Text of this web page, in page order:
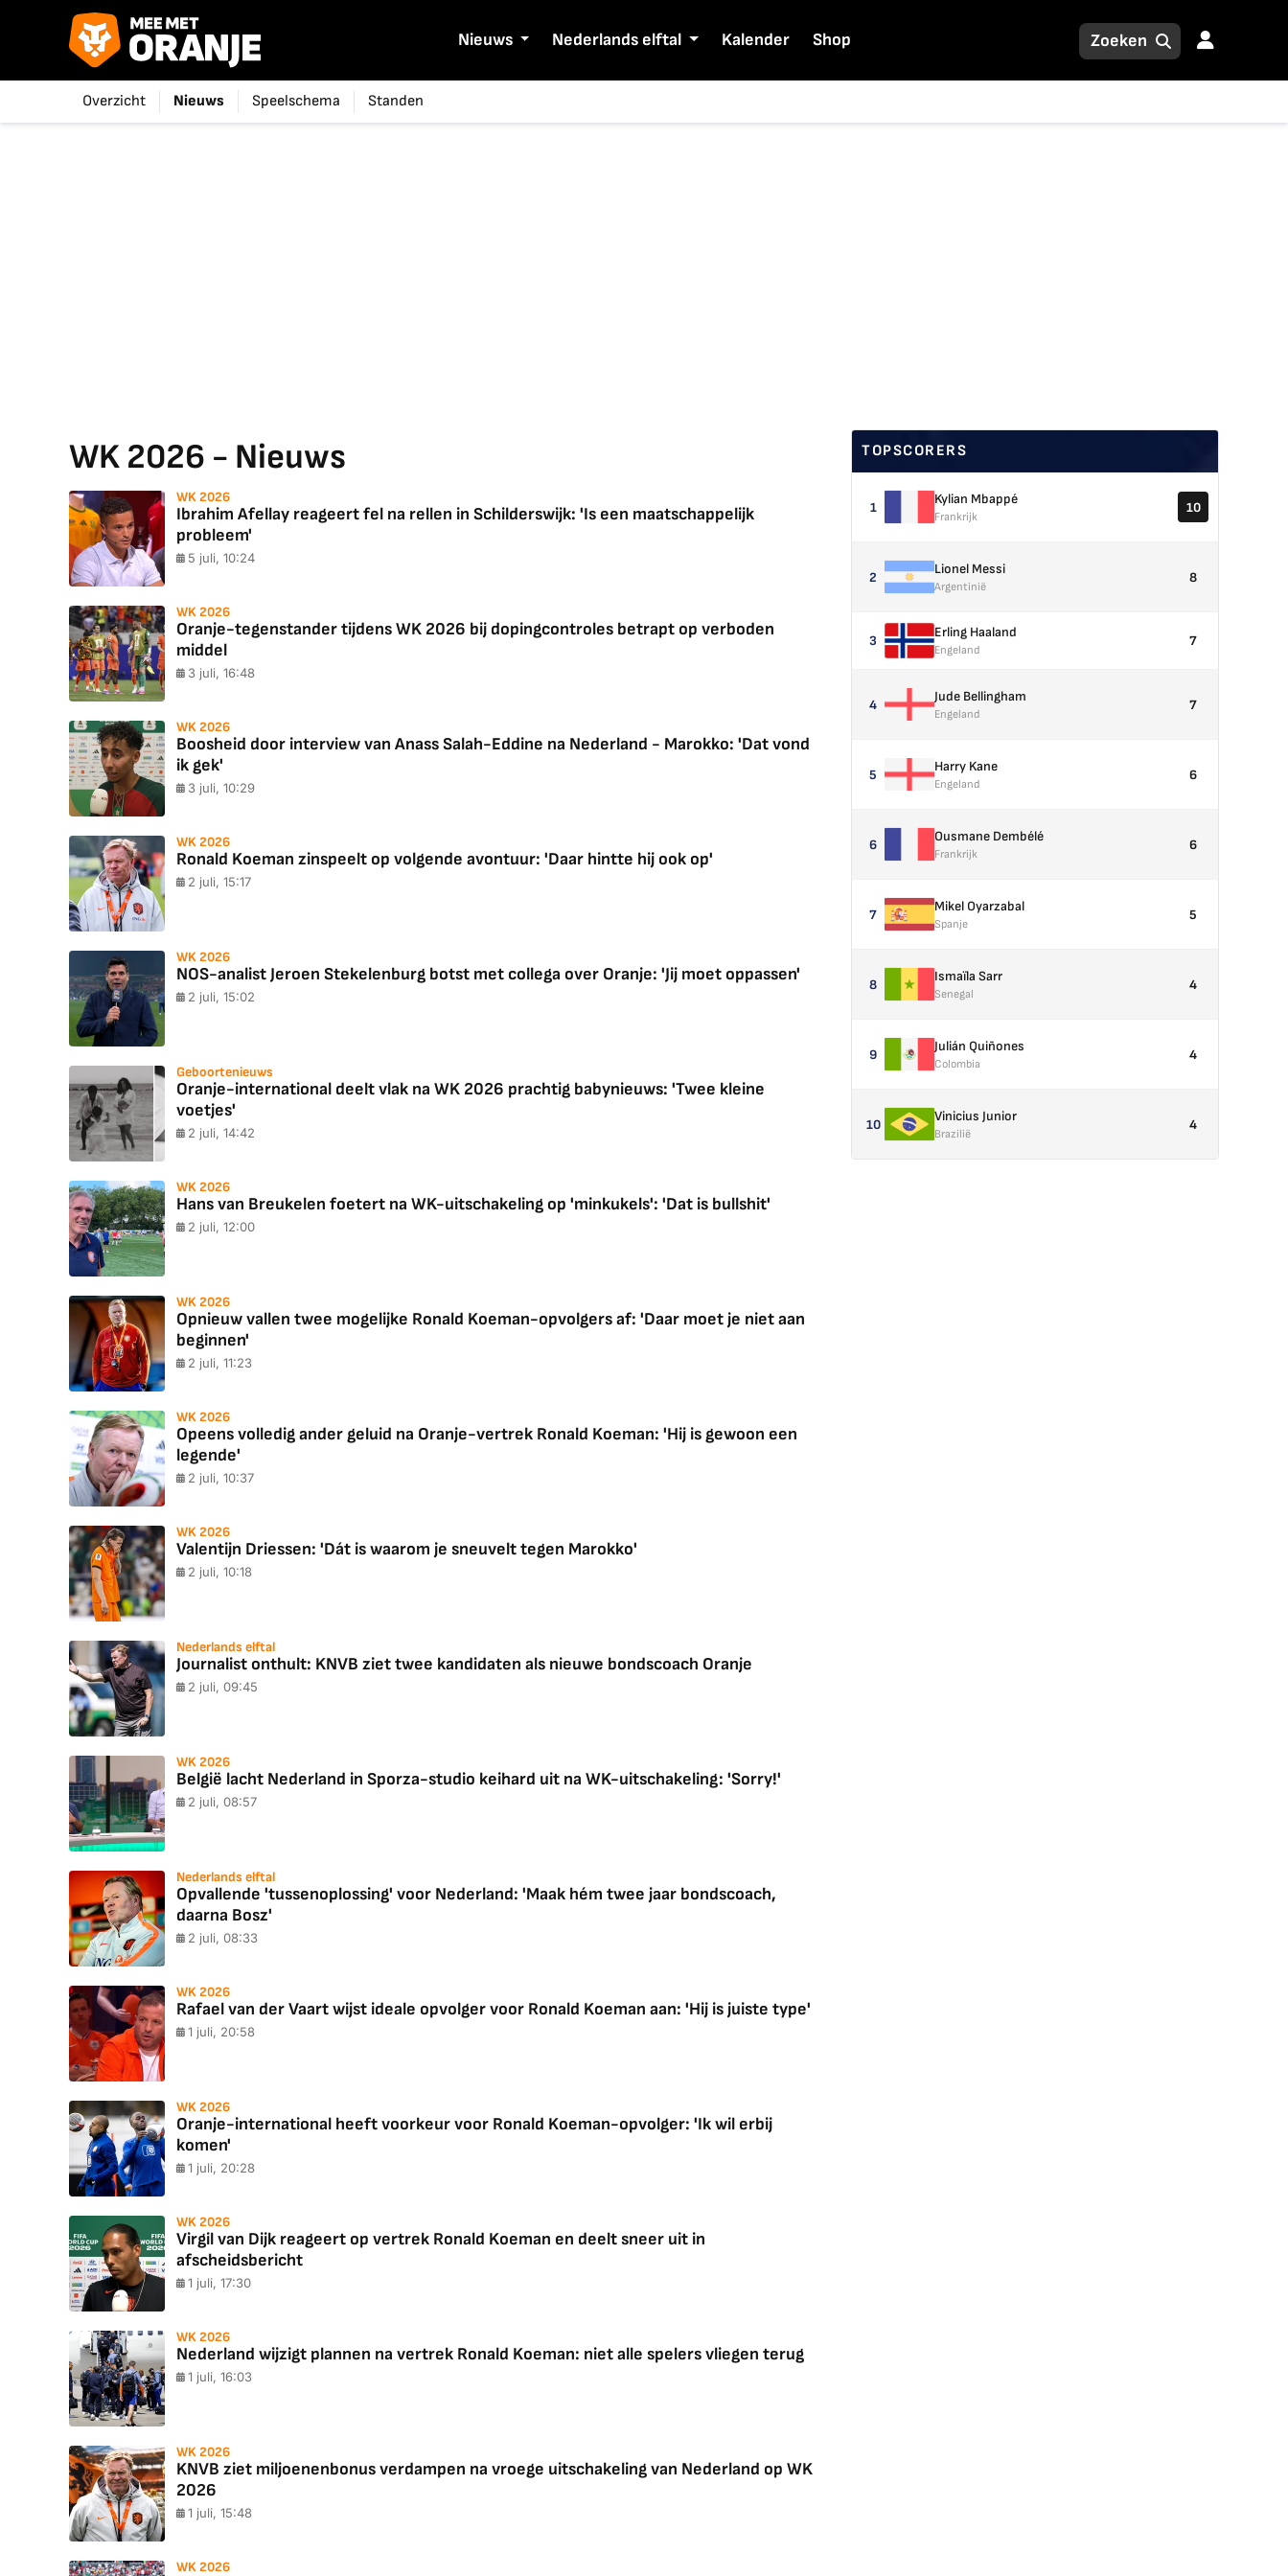
Nieuws Nederlands elftal Kalender Shop
Overzicht Nieuws Speelschema Standen
WK 2026 - Nieuws
WK 2026
Ibrahim Afellay reageert fel na rellen in Schilderswijk: 'Is een maatschappelijk
probleem'
5 juli, 10:24
WK 2026
Oranje-tegenstander tijdens WK 2026 bij dopingcontroles betrapt op verboden
middel
3 juli, 16:48
WK 2026
Boosheid door interview van Anass Salah-Eddine na Nederland - Marokko: 'Dat vond
ik gek'
3 juli, 10:29
WK 2026
Ronald Koeman zinspeelt op volgende avontuur: 'Daar hintte hij ook op'
2 juli, 15:17
WK 2026
NOS-analist Jeroen Stekelenburg botst met collega over Oranje: 'Jij moet oppassen'
2 juli, 15:02
Geboortenieuws
Oranje-international deelt vlak na WK 2026 prachtig babynieuws: 'Twee kleine
voetjes'
2 juli, 14:42
WK 2026
Hans van Breukelen foetert na WK-uitschakeling op 'minkukels': 'Dat is bullshit'
2 juli, 12:00
WK 2026
Opnieuw vallen twee mogelijke Ronald Koeman-opvolgers af: 'Daar moet je niet aan
beginnen'
2 juli, 11:23
WK 2026
Opeens volledig ander geluid na Oranje-vertrek Ronald Koeman: 'Hij is gewoon een
legende'
2 juli, 10:37
WK 2026
Valentijn Driessen: 'Dát is waarom je sneuvelt tegen Marokko'
2 juli, 10:18
Nederlands elftal
Journalist onthult: KNVB ziet twee kandidaten als nieuwe bondscoach Oranje
2 juli, 09:45
WK 2026
België lacht Nederland in Sporza-studio keihard uit na WK-uitschakeling: 'Sorry!'
2 juli, 08:57
Nederlands elftal
Opvallende 'tussenoplossing' voor Nederland: 'Maak hém twee jaar bondscoach,
daarna Bosz'
2 juli, 08:33
WK 2026
Rafael van der Vaart wijst ideale opvolger voor Ronald Koeman aan: 'Hij is juiste type'
1 juli, 20:58
WK 2026
Oranje-international heeft voorkeur voor Ronald Koeman-opvolger: 'Ik wil erbij
komen'
1 juli, 20:28
WK 2026
Virgil van Dijk reageert op vertrek Ronald Koeman en deelt sneer uit in
afscheidsbericht
1 juli, 17:30
WK 2026
Nederland wijzigt plannen na vertrek Ronald Koeman: niet alle spelers vliegen terug
1 juli, 16:03
WK 2026
KNVB ziet miljoenenbonus verdampen na vroege uitschakeling van Nederland op WK
2026
1 juli, 15:48
WK 2026
TOPSCORERS
1
Kylian Mbappé
Frankrijk
10
2
Lionel Messi
Argentinië
8
3
Erling Haaland
Engeland
7
4
Jude Bellingham
Engeland
7
5
Harry Kane
Engeland
6
6
Ousmane Dembélé
Frankrijk
6
7
Mikel Oyarzabal
Spanje
5
8
Ismaïla Sarr
Senegal
4
9
Julián Quiñones
Colombia
4
10
Vinicius Junior
Brazilië
4